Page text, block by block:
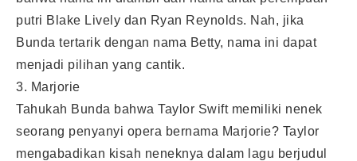
putri Blake Lively dan Ryan Reynolds. Nah, jika
Bunda tertarik dengan nama Betty, nama ini dapat
menjadi pilihan yang cantik.
3. Marjorie
Tahukah Bunda bahwa Taylor Swift memiliki nenek
seorang penyanyi opera bernama Marjorie? Taylor
mengabadikan kisah neneknya dalam lagu berjudul